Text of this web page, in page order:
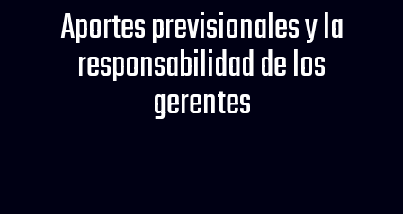
Aportes previsionales y la
responsabilidad de los
gerentes